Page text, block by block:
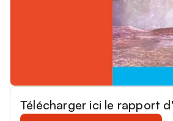
Télécharger ici le rapport